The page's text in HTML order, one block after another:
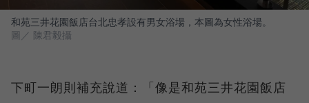
和苑三井花園飯店台北忠孝設有男女浴場，本圖為女性浴場。
圖／ 陳君毅攝
下町一朗則補充說道：「像是和苑三井花園飯店